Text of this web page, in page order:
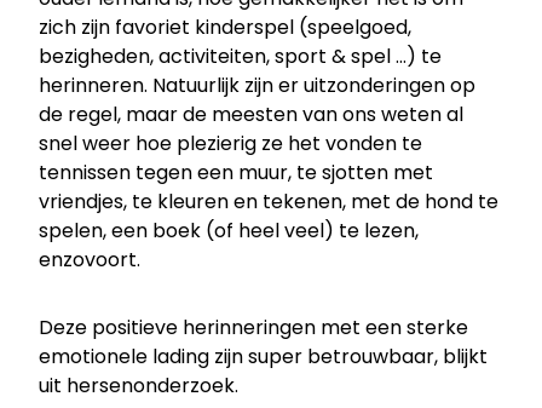
zich zijn favoriet kinderspel (speelgoed,
bezigheden, activiteiten, sport & spel …) te
herinneren. Natuurlijk zijn er uitzonderingen op
de regel, maar de meesten van ons weten al
snel weer hoe plezierig ze het vonden te
tennissen tegen een muur, te sjotten met
vriendjes, te kleuren en tekenen, met de hond te
spelen, een boek (of heel veel) te lezen,
enzovoort.
Deze positieve herinneringen met een sterke
emotionele lading zijn super betrouwbaar, blijkt
uit hersenonderzoek.